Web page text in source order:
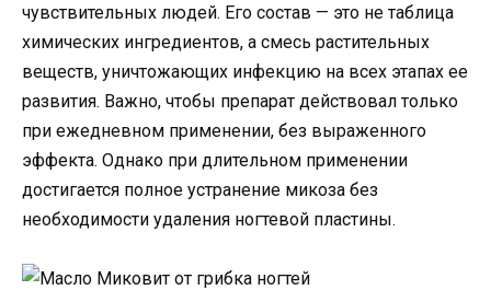
чувствительных людей. Его состав — это не таблица
химических ингредиентов, а смесь растительных
веществ, уничтожающих инфекцию на всех этапах ее
развития. Важно, чтобы препарат действовал только
при ежедневном применении, без выраженного
эффекта. Однако при длительном применении
достигается полное устранение микоза без
необходимости удаления ногтевой пластины.